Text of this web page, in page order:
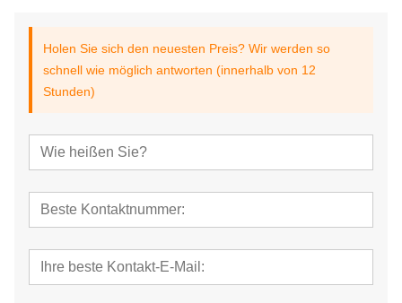
Holen Sie sich den neuesten Preis? Wir werden so
schnell wie möglich antworten (innerhalb von 12
Stunden)